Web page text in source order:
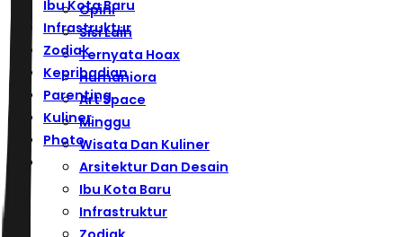
Ibu Kota Baru
Infrastruktur
Zodiak
Kepribadian
Parenting
Kuliner
Photo
Opini
Sisi Lain
Ternyata Hoax
Humaniora
Art Space
Minggu
Wisata Dan Kuliner
Arsitektur Dan Desain
Ibu Kota Baru
Infrastruktur